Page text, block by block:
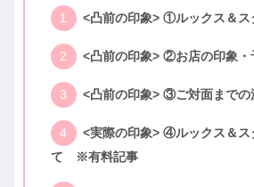
<凸前の印象> ①ルックス＆ス
<凸前の印象> ②お店の印象・
<凸前の印象> ③ご対面までの
<実際の印象> ④ルックス＆ス
て ※有料記事